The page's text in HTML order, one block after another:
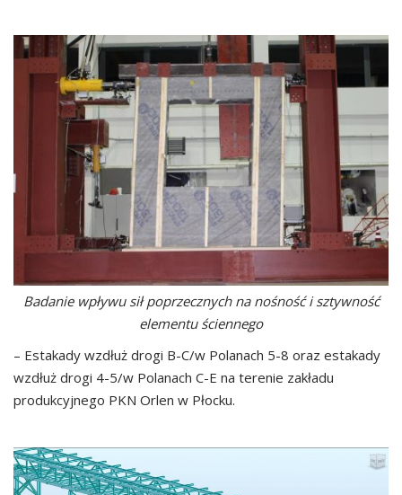
Badanie wpływu sił poprzecznych na nośność i sztywność
elementu ściennego
– Estakady wzdłuż drogi B-C/w Polanach 5-8 oraz estakady
wzdłuż drogi 4-5/w Polanach C-E na terenie zakładu
produkcyjnego PKN Orlen w Płocku.